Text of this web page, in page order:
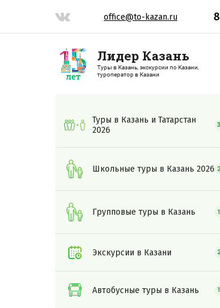
office@to-kazan.ru
Лидер Казань
Туры в Казань, экскурсии по Казани,
туроператор в Казани
Туры в Казань и Татарстан
2026
Школьные туры в Казань 2026
Групповые туры в Казань
Экскурсии в Казани
Автобусные туры в Казань